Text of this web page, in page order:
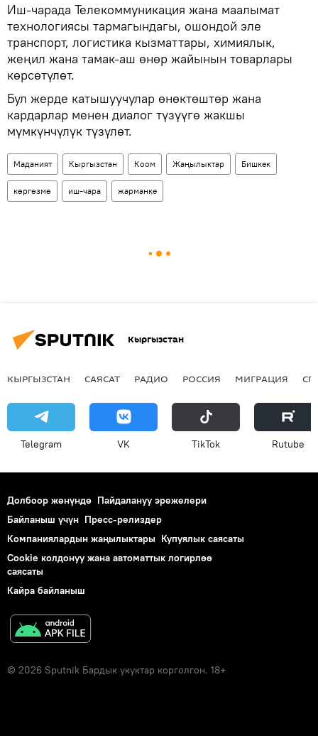
Иш-чарада Телекоммуникация жана маалымат
технологиясы тармагындагы, ошондой эле
транспорт, логистика кызматтары, химиялык,
жеңил жана тамак-аш өнөр жайынын товарлары
көрсөтүлөт.
Бул жерде катышуучулар өнөктөштөр жана
кардарлар менен диалог түзүүгө жакшы
мүмкүнчүлүк түзүлөт.
Маданият Кыргызстан Коом Жаңылыктар Бишкек
көргөзмө иш-чара жарманке
Кыргызстан
КЫРГЫЗСТАН САЯСАТ РАДИО РОССИЯ МИГРАЦИЯ
Telegram VK ТikТоk Rutube
Долбоор жөнүндө Пайдалануу эрежелери
Байланыш үчүн Пресс-релиздер
Компаниялардын жаңылыктары Купуялык саясаты
Cookie колдонуу жана автоматтык логирлөө
саясаты
Кайра байланыш
© 2026 Sputnik Бардык укуктар корголгон. 18+